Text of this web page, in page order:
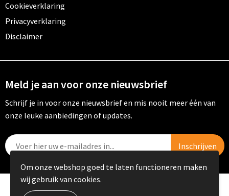
Cookieverklaring
Privacyverklaring
Disclaimer
Meld je aan voor onze nieuwsbrief
Schrijf je in voor onze nieuwsbrief en mis nooit meer één van
onze leuke aanbiedingen of updates.
© Copyright PRIKKELS B.V. 2023
Om onze webshop goed te laten functioneren maken
wij gebruik van cookies.